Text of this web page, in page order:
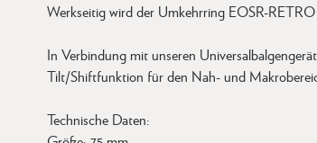
Werkseitig wird der Umkehrring EOSR-
In Verbindung mit unseren
Tilt/Shiftfunktion für den Nah- und
Technische Daten: